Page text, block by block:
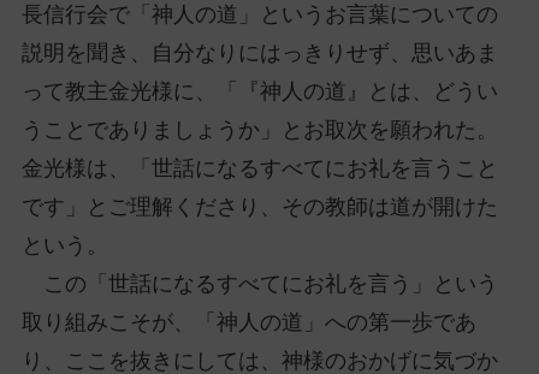
長信行会で「神人の道」というお言葉についての
説明を聞き、自分なりにはっきりせず、思いあま
って教主金光様に、「『神人の道』とは、どうい
うことでありましょうか」とお取次を願われた。
金光様は、「世話になるすべてにお礼を言うこと
です」とご理解くださり、その教師は道が開けた
という。
この「世話になるすべてにお礼を言う」という
取り組みこそが、「神人の道」への第一歩であ
り、ここを抜きにしては、神様のおかげに気づか